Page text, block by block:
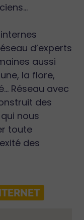
d’experts
aussi
la flore,
Réseau avec
des
nous
toute
des